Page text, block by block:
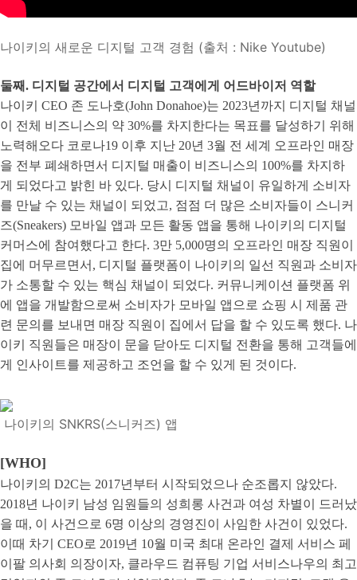
나이키의 새로운 디지털 고객 경험 (출처 : Nike Youtube)
둘째. 디지털 공간에서 디지털 고객에게 어드바이저 역할
나이키 CEO 존 도나호(John Donahoe)는 2023년까지 디지털 채널
이 전체 비즈니스의 약 30%를 차지한다는 목표를 달성하기 위해
노력해오다 코로나19 이후 지난 20년 3월 전 세계 오프라인 매장
을 전부 폐쇄하면서 디지털 매출이 비즈니스의 100%를 차지하
게 되었다고 밝힌 바 있다. 당시 디지털 채널이 유일하게 소비자
를 만날 수 있는 채널이 되었고, 점점 더 많은 소비자들이 스니커
즈(Sneakers) 모바일 앱과 모든 활동 앱을 통해 나이키의 디지털
커머스에 참여했다고 한다. 3만 5,000명의 오프라인 매장 직원이
집에 머무르면서, 디지털 플랫폼이 나이키의 일선 직원과 소비자
가 소통할 수 있는 핵심 채널이 되었다. 커뮤니케이션 플랫폼 위
에 앱을 개발함으로써 소비자가 모바일 앱으로 쇼핑 시 제품 관
련 문의를 보내면 매장 직원이 집에서 답을 할 수 있도록 했다. 나
이키 직원들은 매장이 문을 닫아도 디지털 전환을 통해 고객들에
게 인사이트를 제공하고 조언을 할 수 있게 된 것이다.
나이키의 SNKRS(스니커즈) 앱
[WHO]
나이키의 D2C는 2017년부터 시작되었으나 순조롭지 않았다.
2018년 나이키 남성 임원들의 성희롱 사건과 여성 차별이 드러났
을 때, 이 사건으로 6명 이상의 경영진이 사임한 사건이 있었다.
이때 차기 CEO로 2019년 10월 미국 최대 온라인 결제 서비스 페
이팔 의사회 의장이자, 클라우드 컴퓨팅 기업 서비스나우의 최고